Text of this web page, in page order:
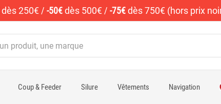
dès 250€ / -50€dès 500€ / -75€dès 750€ (hors prix
Coup & Feeder Silure Vêtements Navigation